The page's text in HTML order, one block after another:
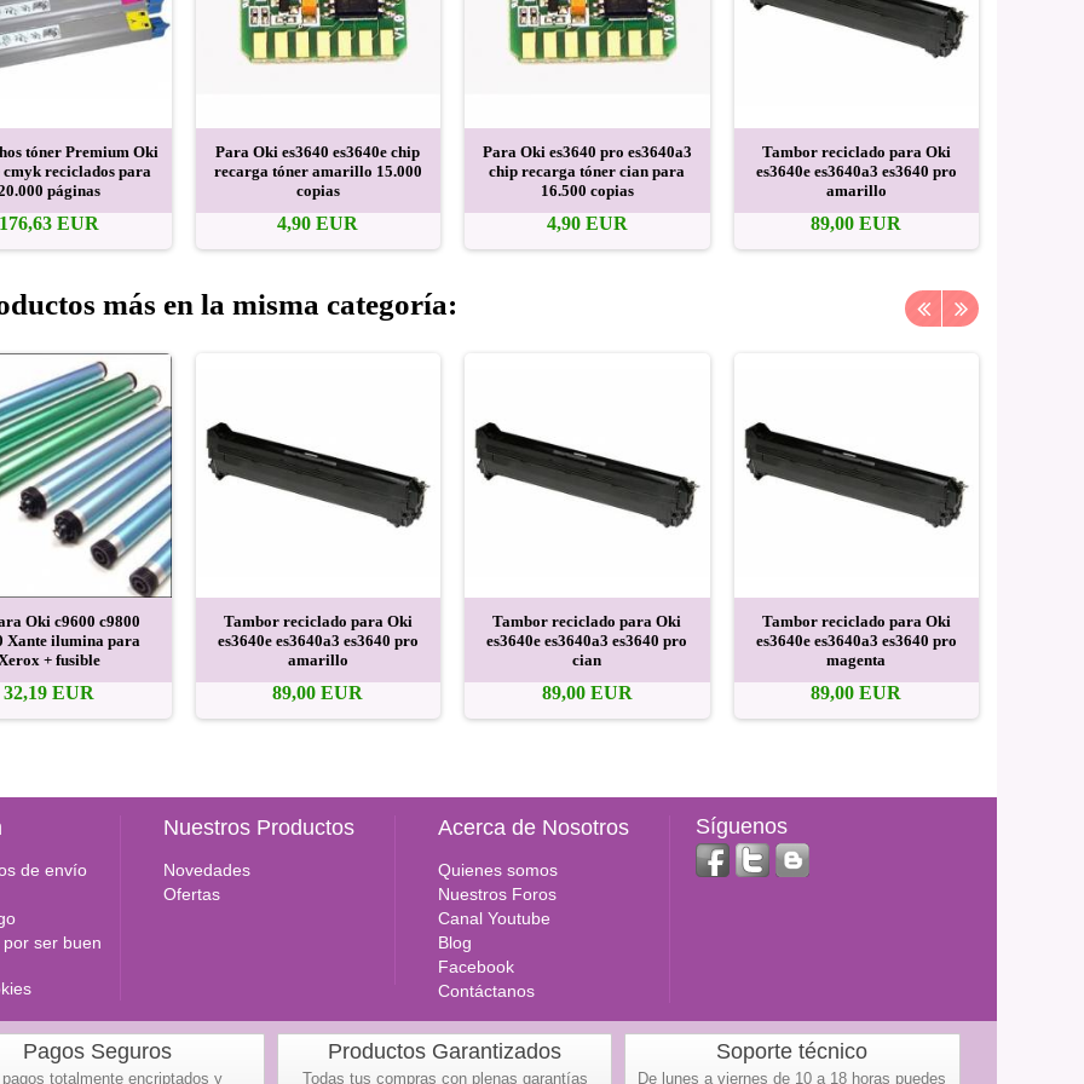
tóner Premium Oki
cmyk reciclados para
páginas
176,63 EUR
Para Oki es3640 es3640e chip
recarga tóner amarillo 15.000
copias
4,90 EUR
Para Oki es3640 pro es3640a3
chip recarga tóner cian para
16.500 copias
4,90 EUR
Tambor reciclado para Oki
es3640e es3640a3 es3640 pro
amarillo
89,00 EUR
más en la misma categoría:
Oki c9600 c9800
Xante ilumina para
+ fusible
32,19 EUR
Tambor reciclado para Oki
es3640e es3640a3 es3640 pro
amarillo
89,00 EUR
Tambor reciclado para Oki
es3640e es3640a3 es3640 pro
cian
89,00 EUR
Tambor reciclado para Oki
es3640e es3640a3 es3640 pro
magenta
89,00 EUR
de envío
ser buen
Nuestros Productos
Novedades
Ofertas
Acerca de Nosotros
Quienes somos
Nuestros Foros
Canal Youtube
Blog
Facebook
Contáctanos
Síguenos
Pagos Seguros
totalmente encriptados y
Productos Garantizados
Todas tus compras con plenas garantías
Soporte técnico
De lunes a viernes de 10 a 18 horas puedes